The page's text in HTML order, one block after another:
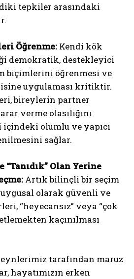
onaylıyorum.
tepkiler arasındaki
Öğrenme: Kendi kök
demokratik, destekleyici
biçimlerini öğrenmesi ve
uygulaması kritiktir.
bireylerin partner
verme olasılığını
içindeki olumlu ve yapıcı
sağlar.
Olan Yerine
Artık bilinçli bir seçim
olarak güvenli ve
“heyecansız” veya “çok
kaçınılması
tarafından maruz
hayatımızın erken